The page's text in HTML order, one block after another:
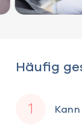
Häufig